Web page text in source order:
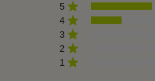
5
4
3
2
1